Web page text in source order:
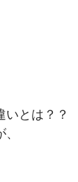
いとは？？